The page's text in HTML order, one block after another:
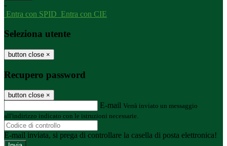
-
Entra con SPID Entra con CIE
Seleziona utente
button close ×
Recupero password
button close ×
E-mail Verrà inviato un messaggio
all'indirizzo indicato con le istruzioni necessarie.
E-mail inviata, si prega di controllare la casella di posta elettronica!